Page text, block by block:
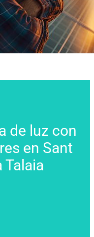
de luz con
en Sant
Talaia